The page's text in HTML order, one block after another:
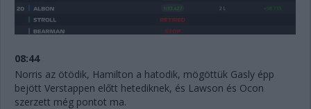
08:44
Norris az ötödik, Hamilton a hatodik, mögöttük Gasly épp
bejött Verstappen előtt hetediknek, és Lawson és Ocon
szerzett még pontot ma.